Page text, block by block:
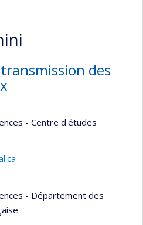
des
- Centre d'études
- Département des